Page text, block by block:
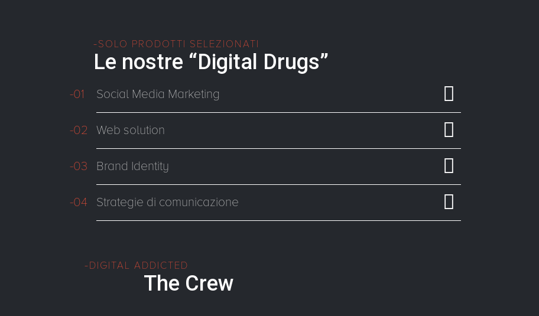
SOLO PRODOTTI SELEZIONATI
Le nostre “Digital Drugs”
-01 Social Media Marketing
-02 Web solution
-03 Brand Identity
-04 Strategie di comunicazione
DIGITAL ADDICTED
The Crew